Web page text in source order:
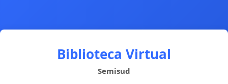
Biblioteca Virtual
Semisud